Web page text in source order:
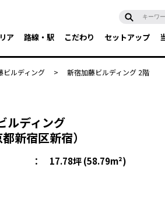
ア 路線・駅 こだわり セットアップ
ビルディング > 新宿加藤ビルディング 2階
ルディング
新宿区新宿）
： 17.78坪 (58.79m²)